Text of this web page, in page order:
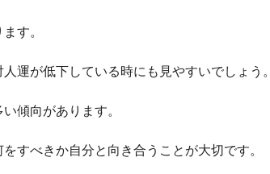
す。
運が低下している時にも見やすいでしょう。
傾向があります。
すべきか自分と向き合うことが大切です。